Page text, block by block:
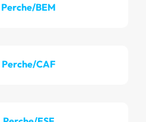
Perche/BEM
Perche/CAF